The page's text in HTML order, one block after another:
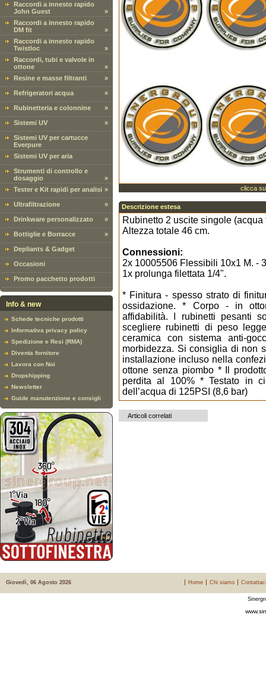
Raccordi a innesto rapido
John Guest
»
Raccordi a innesto rapido
DM fit
»
Raccordi a innesto rapido
Twistloc
»
Raccordi, tubi e valvole in
ottone
»
Resine e masse filtranti
»
Refrigeratori acqua »
Rubinetteria e colonnine »
Sistemi UV »
Sistemi UV per cartucce
Everpure
Sistemi UV per aria
Strumenti di controllo e
dosaggio
»
Tester e Kit rapidi per analisi »
Ultrafiltrazione »
Drinkware personalizzato »
Bottiglie e Borracce »
Depliants & Gadget
Occasioni
Promo pacchetto prodotti
Info & new
Schede tecniche prodotti
Informativa privacy policy
Spedizione e Resi (RMA)
Diventa fornitore
Lavora con Noi
Dropshipping
Newsletter
Guide manutenzione e consigli
clicca
Descrizione estesa
Rubinetto 2 uscite singole
Altezza totale 46 cm.
Connessioni:
2x 10005506 Flessibili 10x1 M. -
1x prolunga filettata 1/4".
* Finitura - spesso strato di
ossidazione. * Corpo - in
affidabilità. I rubinetti pesanti
scegliere rubinetti di peso
ceramica con sistema anti-
morbidezza. Si consiglia di non
installazione incluso nella
ottone senza piombo * Il
perdita al 100% * Testato in
dell’acqua di 125PSI (8,6 bar)
Articoli correlati
Giovedì, 06 Agosto 2026 Home Chi siamo Contattaci